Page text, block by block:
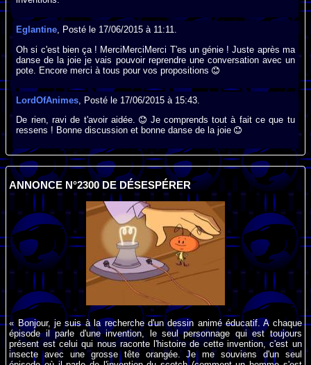
Eglantine, Posté le 17/06/2015 à 11:11.
Oh si c'est bien ça ! MerciMerciMerci T'es un génie ! Juste après ma
danse de la joie je vais pouvoir reprendre une conversation avec un
pote. Encore merci à tous pour vos propositions
LordOfAnimes , Posté le 17/06/2015 à 15:43.
De rien, ravi de t'avoir aidée.
Je comprends tout à fait ce que tu
ressens ! Bonne discussion et bonne danse de la joie
ANNONCE N°2300 DE DÉSESPÉRER
« Bonjour, je suis à la recherche d'un dessin animé éducatif. A chaque
épisode il parle d'une invention, le seul personnage qui est toujours
présent est celui qui nous raconte l'histoire de cette invention, c'est un
insecte avec une grosse tête orangée. Je me souviens d'un seul